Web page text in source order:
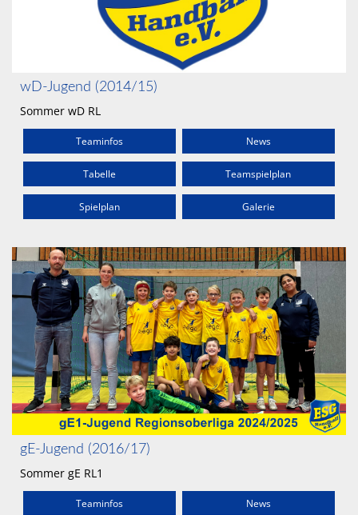
wD-Jugend (2014/15)
Sommer wD RL
Teaminfos News
Tabelle Teamspielplan
Spielplan Galerie
gE-Jugend (2016/17)
Sommer gE RL1
Teaminfos News